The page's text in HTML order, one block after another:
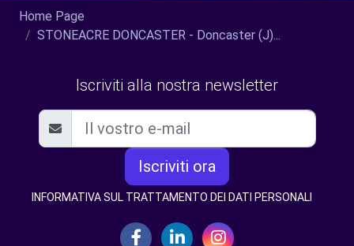
Home Page
STONEACRE DONCASTER - Doncaster (J)...
Iscriviti alla nostra newsletter
Iscriviti ora
INFORMATIVA SUL TRATTAMENTO DEI DATI PERSONALI